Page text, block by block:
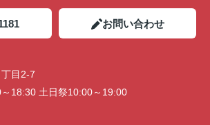
お問い合わせ
目2-7
18:30 土日祭10:00～19:00